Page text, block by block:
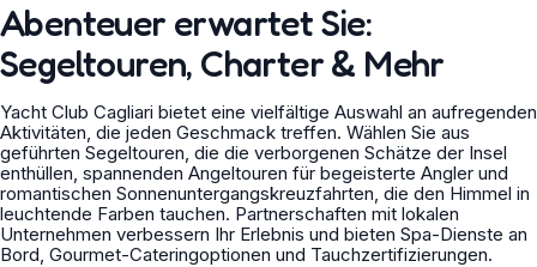
Abenteuer erwartet Sie:
Segeltouren, Charter & Mehr
Yacht Club Cagliari bietet eine vielfältige Auswahl an aufregenden
Aktivitäten, die jeden Geschmack treffen. Wählen Sie aus
geführten Segeltouren, die die verborgenen Schätze der Insel
enthüllen, spannenden Angeltouren für begeisterte Angler und
romantischen Sonnenuntergangskreuzfahrten, die den Himmel in
leuchtende Farben tauchen. Partnerschaften mit lokalen
Unternehmen verbessern Ihr Erlebnis und bieten Spa-Dienste an
Bord, Gourmet-Cateringoptionen und Tauchzertifizierungen.